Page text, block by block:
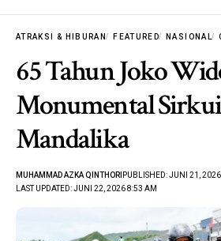
ATRAKSI & HIBURAN FEATURED NASIONAL
65 Tahun Joko
Monumental
Mandalika
LAST UPDATED: JUNI 22, 2026 8:53 AM
MUHAMMAD AZKA QINTHORI PUBLISHED: JUNI 21, 2026